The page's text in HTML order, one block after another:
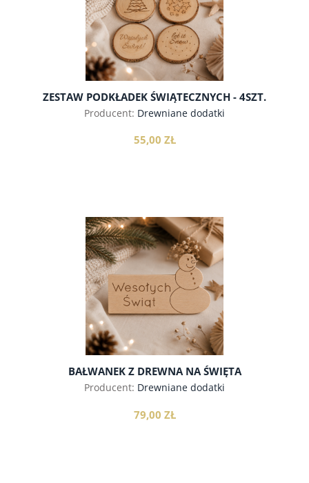
ZESTAW PODKŁADEK ŚWIĄTECZNYCH - 4SZT.
Producent: Drewniane dodatki
55,00 ZŁ
do koszyka
BAŁWANEK Z DREWNA NA ŚWIĘTA
Producent: Drewniane dodatki
79,00 ZŁ